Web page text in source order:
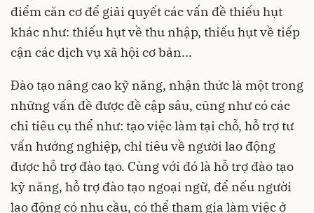
điểm căn cơ để giải quyết các vấn đề thiếu hụt
khác như: thiếu hụt về thu nhập, thiếu hụt về tiếp
cận các dịch vụ xã hội cơ bản...
Đào tạo nâng cao kỹ năng, nhận thức là một trong
những vấn đề được đề cập sâu, cũng như có các
chỉ tiêu cụ thể như: tạo việc làm tại chỗ, hỗ trợ tư
vấn hướng nghiệp, chỉ tiêu về người lao động
được hỗ trợ đào tạo. Cùng với đó là hỗ trợ đào tạo
kỹ năng, hỗ trợ đào tạo ngoại ngữ, để nếu người
lao động có nhu cầu, có thể tham gia làm việc ở